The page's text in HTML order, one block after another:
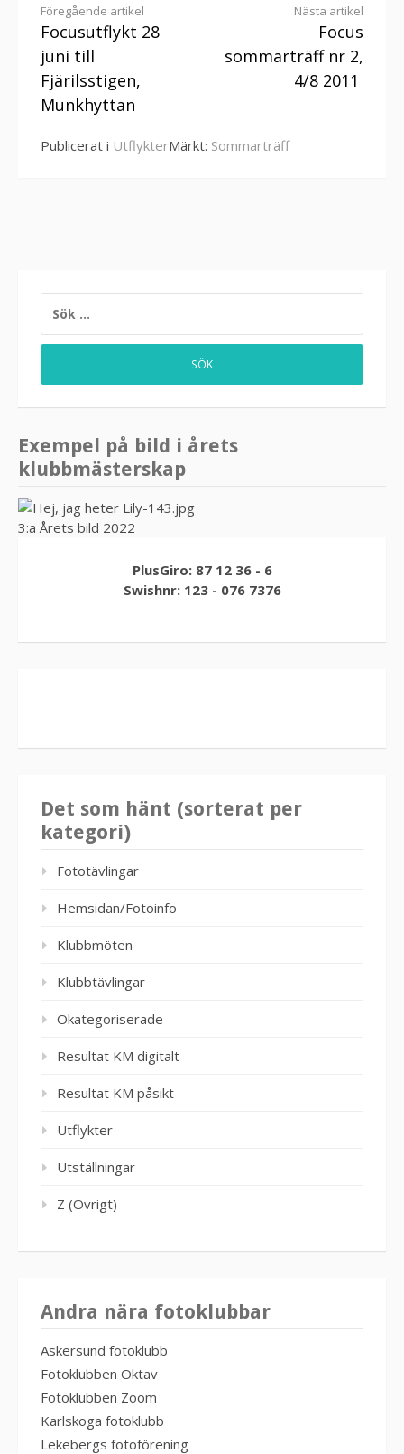
Fortsätt
läsa
Föregående artikel
Focusutflykt 28
juni till
Fjärilsstigen,
Munkhyttan
Nästa artikel
Focus
sommarträff nr 2,
4/8 2011
Publicerat i UtflykterMärkt: Sommarträff
EFTER:
Exempel på bild i årets
klubbmästerskap
3:a Årets bild 2022
PlusGiro: 87 12 36 - 6
Swishnr: 123 - 076 7376
Det som hänt (sorterat per
kategori)
Fototävlingar
Hemsidan/Fotoinfo
Klubbmöten
Klubbtävlingar
Okategoriserade
Resultat KM digitalt
Resultat KM påsikt
Utflykter
Utställningar
Z (Övrigt)
Andra nära fotoklubbar
Askersund fotoklubb
Fotoklubben Oktav
Fotoklubben Zoom
Karlskoga fotoklubb
Lekebergs fotoförening